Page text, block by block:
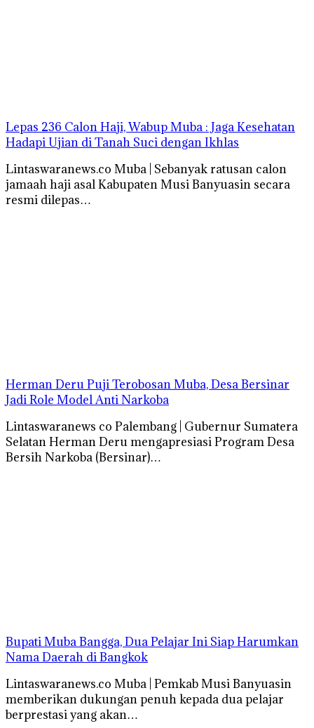
Lepas 236 Calon Haji, Wabup Muba : Jaga Kesehatan
Hadapi Ujian di Tanah Suci dengan Ikhlas
Lintaswaranews.co Muba | Sebanyak ratusan calon
jamaah haji asal Kabupaten Musi Banyuasin secara
resmi dilepas…
Herman Deru Puji Terobosan Muba, Desa Bersinar
Jadi Role Model Anti Narkoba
Lintaswaranews co Palembang | Gubernur Sumatera
Selatan Herman Deru mengapresiasi Program Desa
Bersih Narkoba (Bersinar)…
Bupati Muba Bangga, Dua Pelajar Ini Siap Harumkan
Nama Daerah di Bangkok
Lintaswaranews.co Muba | Pemkab Musi Banyuasin
memberikan dukungan penuh kepada dua pelajar
berprestasi yang akan…